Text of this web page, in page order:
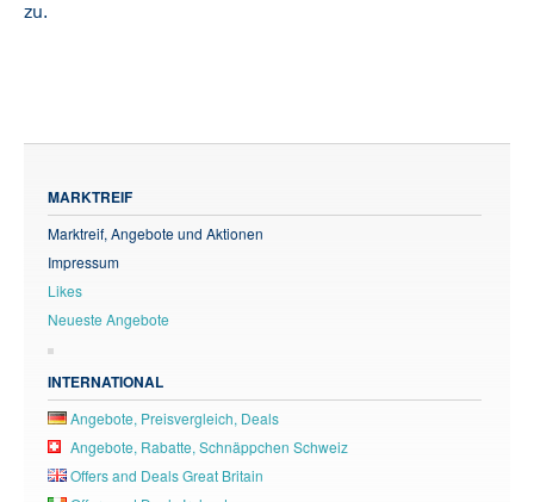
zu.
MARKTREIF
Marktreif, Angebote und Aktionen
Impressum
Likes
Neueste Angebote
INTERNATIONAL
Angebote, Preisvergleich, Deals
Angebote, Rabatte, Schnäppchen Schweiz
Offers and Deals Great Britain